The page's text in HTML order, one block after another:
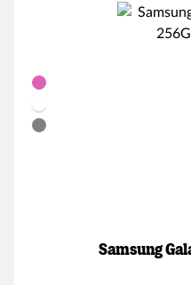
Samsung